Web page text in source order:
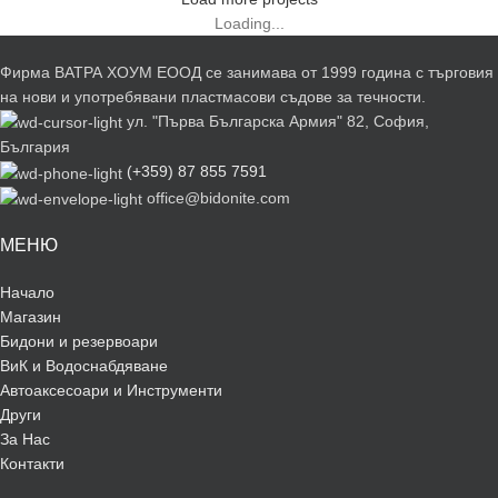
Loading...
Фирма ВАТРА ХОУМ ЕООД се занимава от 1999 година с търговия
на нови и употребявани пластмасови съдове за течности.
ул. "Първа Българска Армия" 82, София,
България
(+359) 87 855 7591
office@bidonite.com
МЕНЮ
Начало
Магазин
Бидони и резервоари
ВиК и Водоснабдяване
Автоаксесоари и Инструменти
Други
За Нас
Контакти